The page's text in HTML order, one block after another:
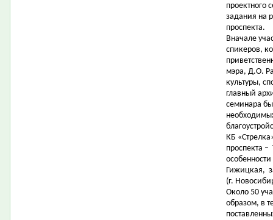
проектного
задания на
проспекта.
Вначале
спикеров,
мэра, Д.О.
культуры,
главный
семинара
КБ
проспекта –
Гижицкая,
(г.
Около 50
образом, в